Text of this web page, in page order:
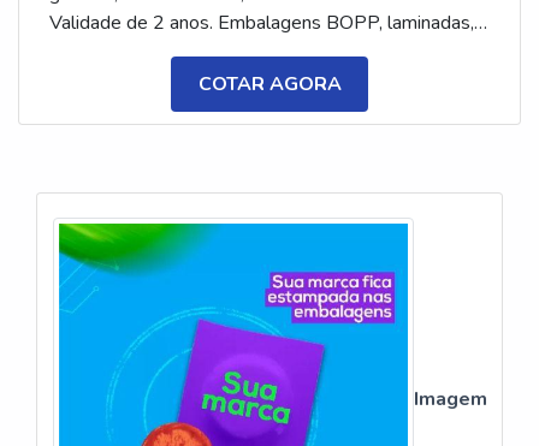
Validade de 2 anos. Embalagens BOPP, laminadas,
metalizadas ou ecológicas, com impressão colorida
ou P&B em alta qualidade, tinta atóxica. Medida: 5 ×
3,5 cm. Sabores variados (frutas, café, menta etc.) e
COTAR AGORA
Imagem